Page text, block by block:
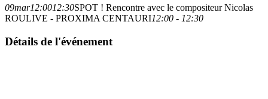
09mar12:0012:30SPOT ! Rencontre avec le compositeur Nicolas
ROULIVE - PROXIMA CENTAURI12:00 - 12:30
Détails de l'événement